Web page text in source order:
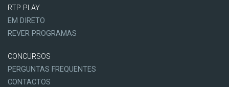
RTP PLAY
EM DIRETO
REVER PROGRAMAS
CONCURSOS
PERGUNTAS FREQUENTES
CONTACTOS